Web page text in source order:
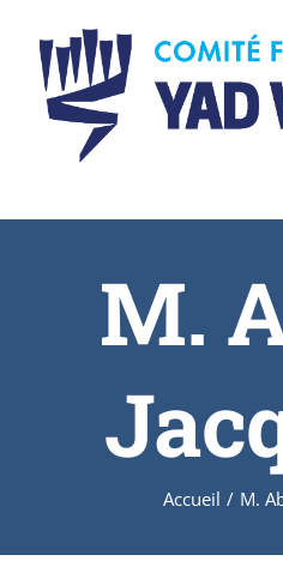
content
M.
Accueil / M.